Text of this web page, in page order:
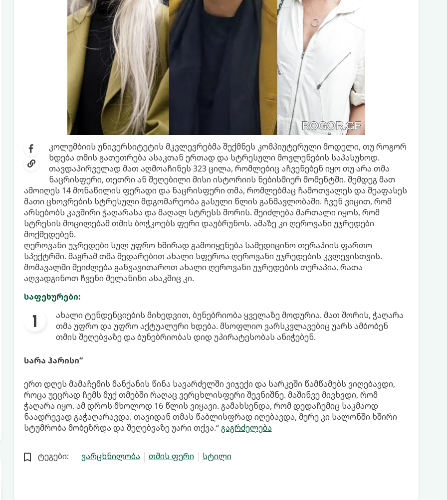
კოლუმბიის უნივერსიტეტის მკვლევრებმა შექმნეს კომპიუტერული მოდელი, თუ როგორ
ხდება თმის გათეთრება ასაკთან ერთად და სტრესული მოვლენების საპასუხოდ.
თავდაპირველად მათ აღმოაჩინეს 323 ცილა, რომლებიც აჩვენებენ იყო თუ არა თმა
ნაცრისფერი, თეთრი ან შეღებილი მისი ისტორიის ნებისმიერ მომენტში. შემდეგ მათ
ამოიღეს 14 მონაწილის ფერადი და ნაცრისფერი თმა, რომლებმაც ჩამოთვალეს და შეაფასეს
მათი ცხოვრების სტრესული მდგომარეობა გასული წლის განმავლობაში. ჩვენ ვიცით, რომ
არსებობს კავშირი ჭაღარასა და მაღალ სტრესს შორის. შეიძლება მართალი იყოს, რომ
სტრესის მოცილებამ თმის ბოჭკოებს ფერი დაუბრუნოს. ამაზე კი ღეროვანი უჯრედები
მოქმედებენ.
ღეროვანი უჯრედები სულ უფრო ხშირად გამოიყენება სამედიცინო თერაპიის ფართო
სპექტრში. მაგრამ თმა შედარებით ახალი სფეროა ღეროვანი უჯრედების კვლევისთვის.
მომავალში შეიძლება განვავითაროთ ახალი ღეროვანი უჯრედების თერაპია, რათა
აღვადგინოთ ჩვენი მელანინი ასაკშიც კი.
საფეხურები:
ახალი ტენდენციების მიხედვით, ბუნებრიობა ყველაზე მოდურია. მათ შორის, ჭაღარა
თმა უფრო და უფრო აქტუალური ხდება. მსოფლიო ვარსკვლავებიც უარს ამბობენ
თმის შეღებვაზე და ბუნებრიობას დიდ უპირატესობას ანიჭებენ.
სარა ჰარისი“
ერთ დღეს მამაჩემის მანქანის წინა სავარძელში ვიჯექი და სარკეში წამწამებს ვიღებავდი,
როცა უეცრად ჩემს მუქ თმებში რაღაც ვერცხლისფერი შევნიშნე. მაშინვე მივხვდი, რომ
ჭაღარა იყო. ამ დროს მხოლოდ 16 წლის ვიყავი. გამახსენდა, რომ დედაჩემიც საკმაოდ
ნაადრევად გაჭაღარავდა. თავიდან თმას წაბლისფრად იღებავდა, მერე კი სალონში ხშირი
სტუმრობა მობეზრდა და შეღებვაზე უარი თქვა.“გაგრძელება
ტეგები: ვარცხნილობა თმის ფერი სტილი